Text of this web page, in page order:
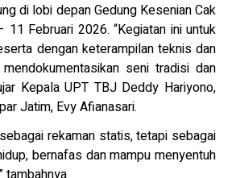
di lobi depan Gedung Kesenian Cak
11 Februari 2026. “Kegiatan ini untuk
dengan keterampilan teknis dan
seni tradisi dan
Kepala UPT TBJ Deddy Hariyono,
Jatim, Evy Afianasari.
rekaman statis, tetapi sebagai
bernafas dan mampu menyentuh